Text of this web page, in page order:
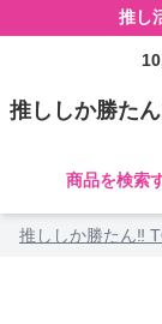
推し
推ししか勝た
商品を検索
推ししか勝たん‼